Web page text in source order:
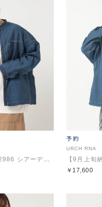
【9月上旬納期】B2986 シアーデニムのシャツジャケット
URCH RNA
￥17,600